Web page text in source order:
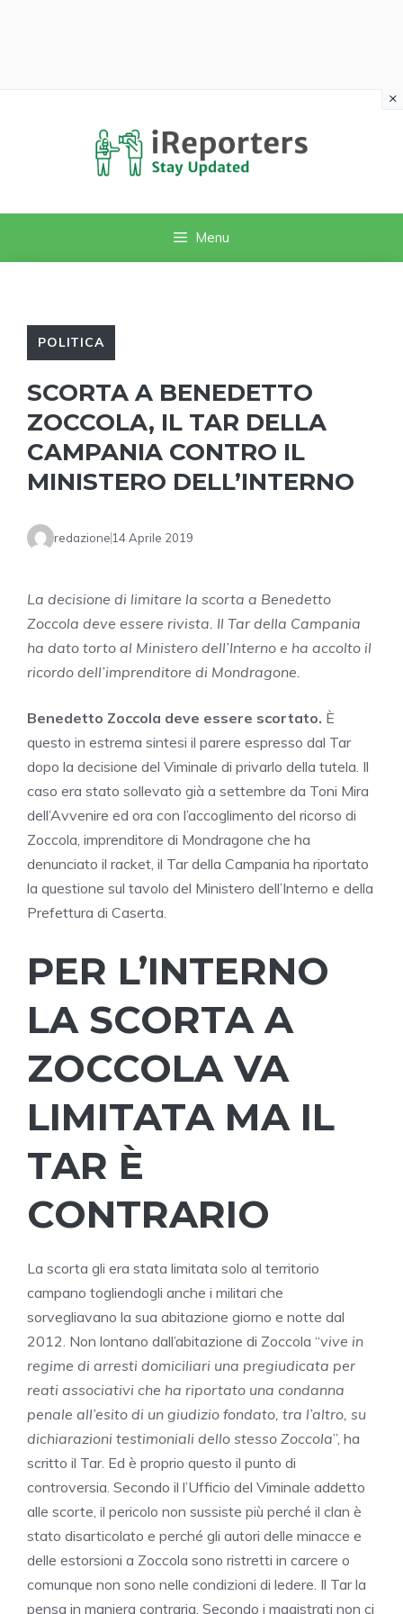
Menu
POLITICA
SCORTA A BENEDETTO
ZOCCOLA, IL TAR DELLA
CAMPANIA CONTRO IL
MINISTERO DELL’INTERNO
redazione 14 Aprile 2019
La decisione di limitare la scorta a Benedetto
Zoccola deve essere rivista. Il Tar della Campania
ha dato torto al Ministero dell’Interno e ha accolto il
ricordo dell’imprenditore di Mondragone.
Benedetto Zoccola deve essere scortato. È
questo in estrema sintesi il parere espresso dal Tar
dopo la decisione del Viminale di privarlo della tutela. Il
caso era stato sollevato già a settembre da Toni Mira
dell’Avvenire ed ora con l’accoglimento del ricorso di
Zoccola, imprenditore di Mondragone che ha
denunciato il racket, il Tar della Campania ha riportato
la questione sul tavolo del Ministero dell’Interno e della
Prefettura di Caserta.
PER L’INTERNO
LA SCORTA A
ZOCCOLA VA
LIMITATA MA IL
TAR È
CONTRARIO
La scorta gli era stata limitata solo al territorio
campano togliendogli anche i militari che
sorvegliavano la sua abitazione giorno e notte dal
2012. Non lontano dall’abitazione di Zoccola “vive in
regime di arresti domiciliari una pregiudicata per
reati associativi che ha riportato una condanna
penale all’esito di un giudizio fondato, tra l’altro, su
dichiarazioni testimoniali dello stesso Zoccola”, ha
scritto il Tar. Ed è proprio questo il punto di
controversia. Secondo il l’Ufficio del Viminale addetto
alle scorte, il pericolo non sussiste più perché il clan è
stato disarticolato e perché gli autori delle minacce e
delle estorsioni a Zoccola sono ristretti in carcere o
comunque non sono nelle condizioni di ledere. Il Tar la
pensa in maniera contraria. Secondo i magistrati non ci
×